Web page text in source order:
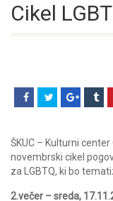
Cikel
ŠKUC – Kulturni
novembrski cikel
za LGBTQ, ki bo
2.večer – sreda,